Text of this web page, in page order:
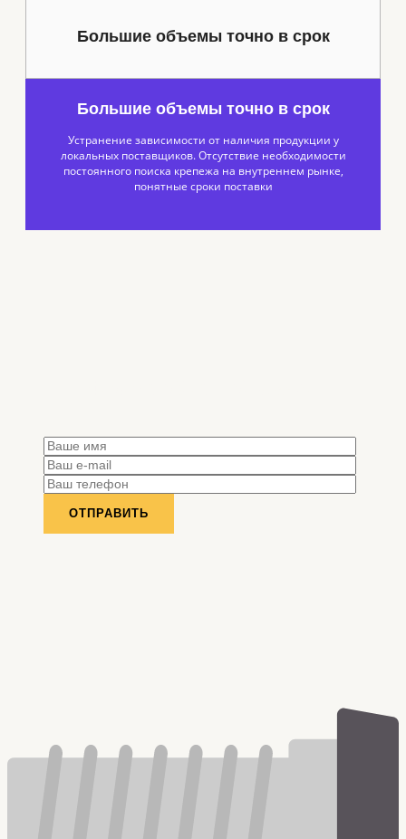
Большие объемы точно в срок
Большие объемы точно в срок
Устранение зависимости от наличия продукции у
локальных поставщиков. Отсутствие необходимости
постоянного поиска крепежа на внутреннем рынке,
понятные сроки поставки